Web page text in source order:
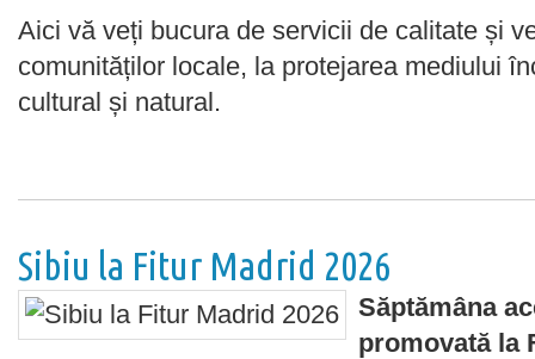
Aici vă veți bucura de servicii de calitate și
comunităților locale, la protejarea mediului
cultural și natural.
Sibiu la Fitur Madrid 2026
Săptămâna
promovată la